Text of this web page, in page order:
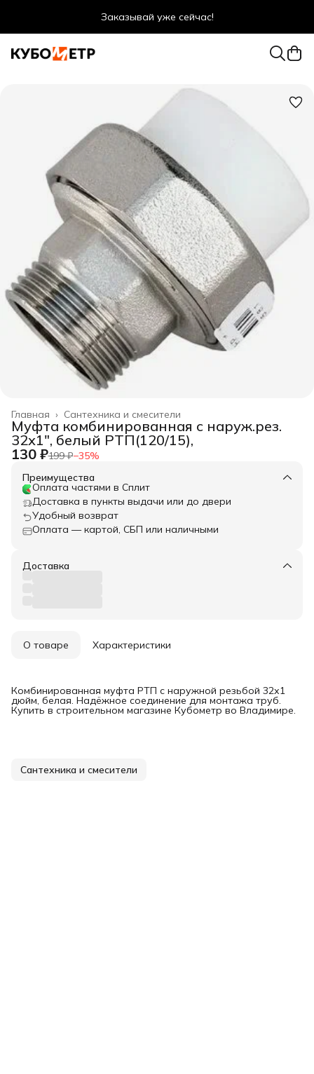
Заказывай уже сейчас!
Оптовые цены даже для физ. лиц
Сантехника и смесители
Главная ›
Муфта комбинированная с наруж.рез.
32х1", белый РТП(120/15),
130 ₽199 ₽−35%
Преимущества
Оплата частями в Сплит
Доставка в пункты выдачи или до двери
Удобный возврат
Оплата — картой, СБП или наличными
Доставка
О товаре Характеристики
Комбинированная муфта РТП с наружной резьбой 32х1
дюйм, белая. Надёжное соединение для монтажа труб.
Купить в строительном магазине Кубометр во Владимире.
Сантехника и смесители